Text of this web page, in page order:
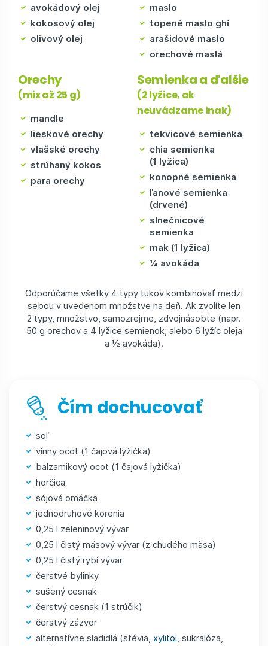
avokádový olej
kokosový olej
olivový olej
maslo
topené maslo ghí
arašidové maslo
orechové maslá
Orechy
(mix až 25 g)
mandle
lieskové orechy
vlašské orechy
strúhaný kokos
para orechy
Semienka a ďalšie
(2 lyžice, ak
neuvádzame inak)
tekvicové semienka
chia semienka
(1 lyžica)
konopné semienka
ľanové semienka
(drvené)
slnečnicové
semienka
mak (1 lyžica)
¼ avokáda
Odporúčame všetky 4 typy tukov kombinovať medzi
sebou v uvedenom množstve na deň. Ak zvolíte len
2 typy, množstvo, samozrejme, zdvojnásobte (napr.
50 g orechov a 4 lyžice semienok, alebo 6 lyžíc oleja
a ½ avokáda).
Čím dochucovať
soľ
vínny ocot (1 čajová lyžička)
balzamikový ocot (1 čajová lyžička)
horčica
sójová omáčka
jednodruhové korenia
0,25 l zeleninový vývar
0,25 l čistý mäsový vývar (z chudého mäsa)
0,25 l čistý rybí vývar
čerstvé bylinky
sušený cesnak
čerstvý cesnak (1 strúčik)
čerstvý zázvor
alternatívne sladidlá (stévia, xylitol , sukralóza,